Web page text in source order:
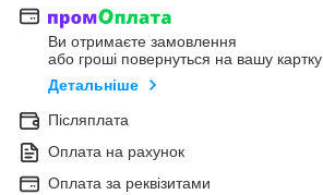
Ви отримаєте замовлення
або гроші повернуться на вашу картку
Детальніше
Післяплата
Оплата на рахунок
Оплата за реквізитами